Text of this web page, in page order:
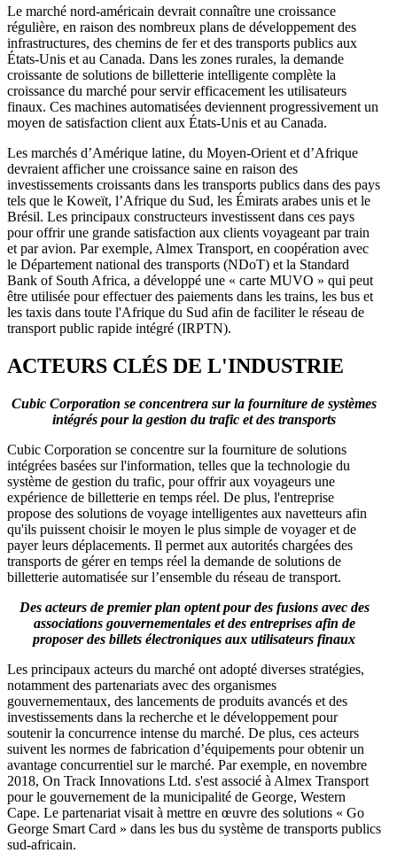
Le marché nord-américain devrait connaître une croissance
régulière, en raison des nombreux plans de développement des
infrastructures, des chemins de fer et des transports publics aux
États-Unis et au Canada. Dans les zones rurales, la demande
croissante de solutions de billetterie intelligente complète la
croissance du marché pour servir efficacement les utilisateurs
finaux. Ces machines automatisées deviennent progressivement un
moyen de satisfaction client aux États-Unis et au Canada.
Les marchés d’Amérique latine, du Moyen-Orient et d’Afrique
devraient afficher une croissance saine en raison des
investissements croissants dans les transports publics dans des pays
tels que le Koweït, l’Afrique du Sud, les Émirats arabes unis et le
Brésil. Les principaux constructeurs investissent dans ces pays
pour offrir une grande satisfaction aux clients voyageant par train
et par avion. Par exemple, Almex Transport, en coopération avec
le Département national des transports (NDoT) et la Standard
Bank of South Africa, a développé une « carte MUVO » qui peut
être utilisée pour effectuer des paiements dans les trains, les bus et
les taxis dans toute l'Afrique du Sud afin de faciliter le réseau de
transport public rapide intégré (IRPTN).
ACTEURS CLÉS DE L'INDUSTRIE
Cubic Corporation se concentrera sur la fourniture de systèmes
intégrés pour la gestion du trafic et des transports
Cubic Corporation se concentre sur la fourniture de solutions
intégrées basées sur l'information, telles que la technologie du
système de gestion du trafic, pour offrir aux voyageurs une
expérience de billetterie en temps réel. De plus, l'entreprise
propose des solutions de voyage intelligentes aux navetteurs afin
qu'ils puissent choisir le moyen le plus simple de voyager et de
payer leurs déplacements. Il permet aux autorités chargées des
transports de gérer en temps réel la demande de solutions de
billetterie automatisée sur l’ensemble du réseau de transport.
Des acteurs de premier plan optent pour des fusions avec des
associations gouvernementales et des entreprises afin de
proposer des billets électroniques aux utilisateurs finaux
Les principaux acteurs du marché ont adopté diverses stratégies,
notamment des partenariats avec des organismes
gouvernementaux, des lancements de produits avancés et des
investissements dans la recherche et le développement pour
soutenir la concurrence intense du marché. De plus, ces acteurs
suivent les normes de fabrication d’équipements pour obtenir un
avantage concurrentiel sur le marché. Par exemple, en novembre
2018, On Track Innovations Ltd. s'est associé à Almex Transport
pour le gouvernement de la municipalité de George, Western
Cape. Le partenariat visait à mettre en œuvre des solutions « Go
George Smart Card » dans les bus du système de transports publics
sud-africain.